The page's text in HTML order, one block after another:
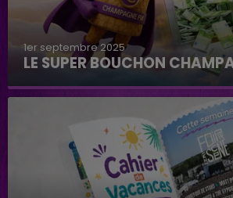
1er septembre 2025
LE SUPER BOUCHON